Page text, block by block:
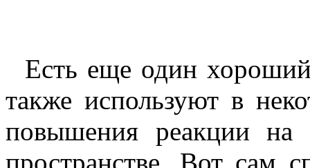
Есть еще один хороший
также используют в
повышения реакции
пространстве. Вот сам